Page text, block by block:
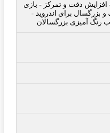
افزایش دقت و تمرکز - بازی
بزرگسال برای اندروید -
رنگ آمیزی بزرگسالان